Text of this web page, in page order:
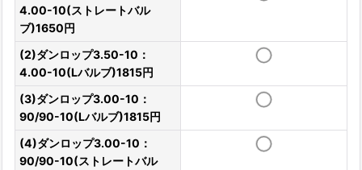
4.00-10(ストレートバル
ブ)1650円
(2)ダンロップ3.50-10：
4.00-10(Lバルブ)1815円
(3)ダンロップ3.00-10：
90/90-10(Lバルブ)1815円
(4)ダンロップ3.00-10：
90/90-10(ストレートバル